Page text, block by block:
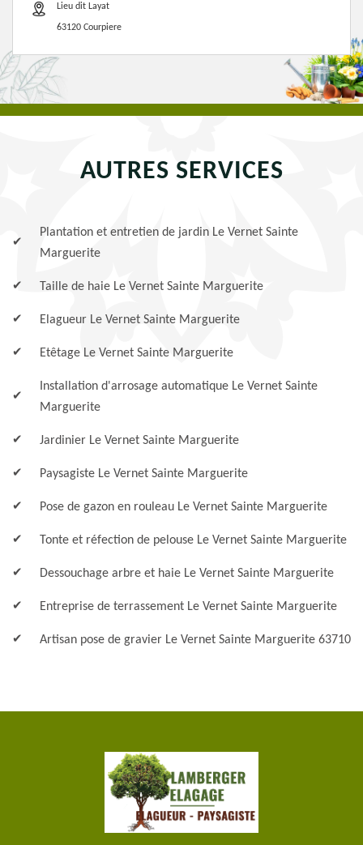
Lieu dit Layat
63120 Courpiere
AUTRES SERVICES
Plantation et entretien de jardin Le Vernet Sainte
Marguerite
Taille de haie Le Vernet Sainte Marguerite
Elagueur Le Vernet Sainte Marguerite
Etêtage Le Vernet Sainte Marguerite
Installation d'arrosage automatique Le Vernet Sainte
Marguerite
Jardinier Le Vernet Sainte Marguerite
Paysagiste Le Vernet Sainte Marguerite
Pose de gazon en rouleau Le Vernet Sainte Marguerite
Tonte et réfection de pelouse Le Vernet Sainte Marguerite
Dessouchage arbre et haie Le Vernet Sainte Marguerite
Entreprise de terrassement Le Vernet Sainte Marguerite
Artisan pose de gravier Le Vernet Sainte Marguerite 63710